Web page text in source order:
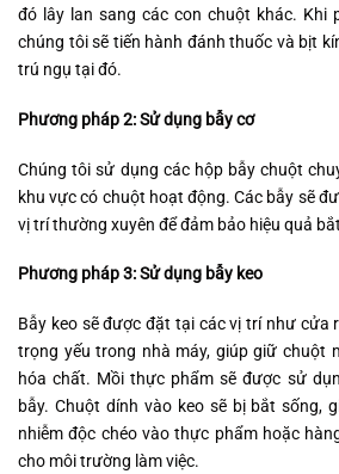
đó lây lan sang các con chuột khác. Khi
chúng tôi sẽ tiến hành đánh thuốc và bịt
trú ngụ tại đó.
Phương pháp 2: Sử dụng bẫy cơ
Chúng tôi sử dụng các hộp bẫy chuột
khu vực có chuột hoạt động. Các bẫy sẽ
vị trí thường xuyên để đảm bảo hiệu quả
Phương pháp 3: Sử dụng bẫy keo
Bẫy keo sẽ được đặt tại các vị trí như cửa
trọng yếu trong nhà máy, giúp giữ chuột
hóa chất. Mồi thực phẩm sẽ được sử
bẫy. Chuột dính vào keo sẽ bị bắt sống,
nhiễm độc chéo vào thực phẩm hoặc
cho môi trường làm việc.